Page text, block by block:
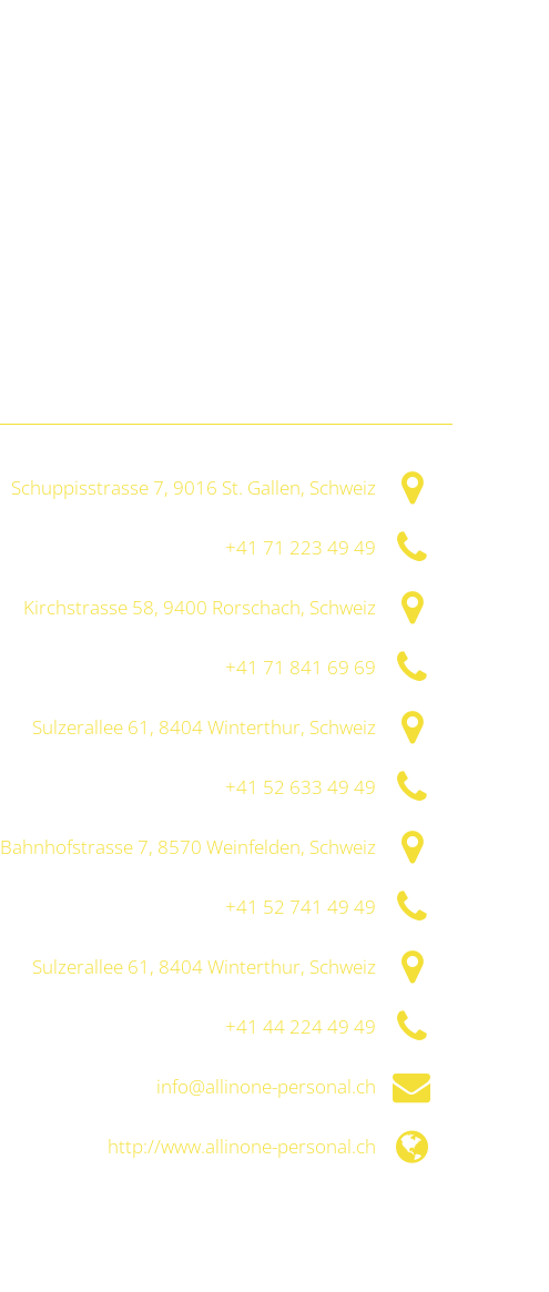
Schuppisstrasse 7, 9016 St. Gallen, Schweiz
+41 71 223 49 49
Kirchstrasse 58, 9400 Rorschach, Schweiz
+41 71 841 69 69
Sulzerallee 61, 8404 Winterthur, Schweiz
+41 52 633 49 49
Bahnhofstrasse 7, 8570 Weinfelden, Schweiz
+41 52 741 49 49
Sulzerallee 61, 8404 Winterthur, Schweiz
+41 44 224 49 49
info@allinone-personal.ch
http://www.allinone-personal.ch